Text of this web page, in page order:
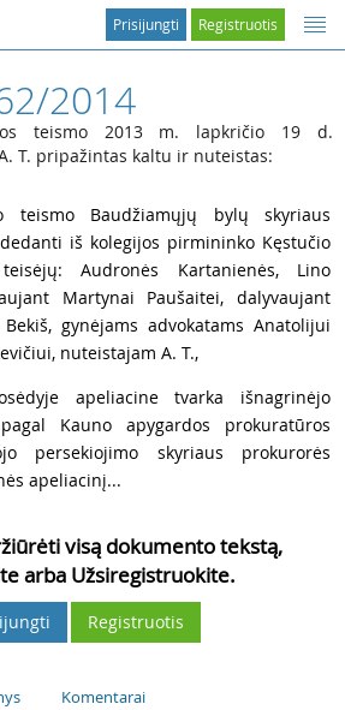
Registruotis
Prisijungti
2014
teismo 2013 m. lapkričio 19 d.
T. pripažintas kaltu ir nuteistas:
teismo Baudžiamųjų bylų skyriaus
iš kolegijos pirmininko Kęstučio
Audronės Kartanienės, Lino
Martynai Paušaitei, dalyvaujant
gynėjams advokatams Anatolijui
nuteistajam A. T.,
apeliacine tvarka išnagrinėjo
Kauno apygardos prokuratūros
persekiojimo skyriaus prokurorės
apeliacinį...
visą dokumento tekstą,
arba Užsiregistruokite.
Registruotis
Komentarai